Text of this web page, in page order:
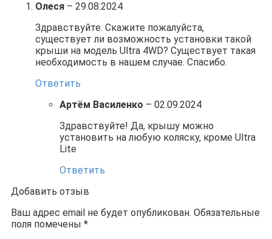
Олеся – 29.08.2024
Здравствуйте. Скажите пожалуйста,
существует ли возможность установки такой
крыши на модель Ultra 4WD? Существует такая
необходимость в нашем случае. Спасибо.
Ответить
Артём Василенко – 02.09.2024
Здравствуйте! Да, крышу можно
установить на любую коляску, кроме Ultra
Lite
Ответить
Добавить отзыв
Ваш адрес email не будет опубликован. Обязательные
поля помечены *